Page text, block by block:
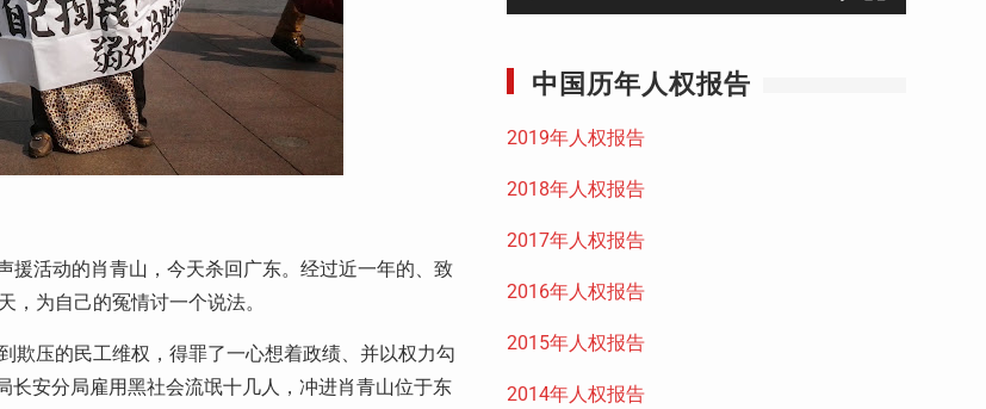
援活动的肖青山，今天杀回广东。经过近一年的、致
，为自己的冤情讨一个说法。
欺压的民工维权，得罪了一心想着政绩、并以权力勾
长安分局雇用黑社会流氓十几人，冲进肖青山位于东
中国历年人权报告
2019年人权报告
2018年人权报告
2017年人权报告
2016年人权报告
2015年人权报告
2014年人权报告